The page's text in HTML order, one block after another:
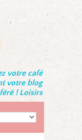
votre café
votre blog
! Loisirs